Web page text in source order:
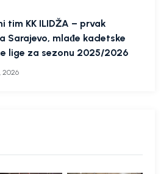
tim KK ILIDŽA – prvak
Sarajevo, mlađe kadetske
lige za sezonu 2025/2026
2026